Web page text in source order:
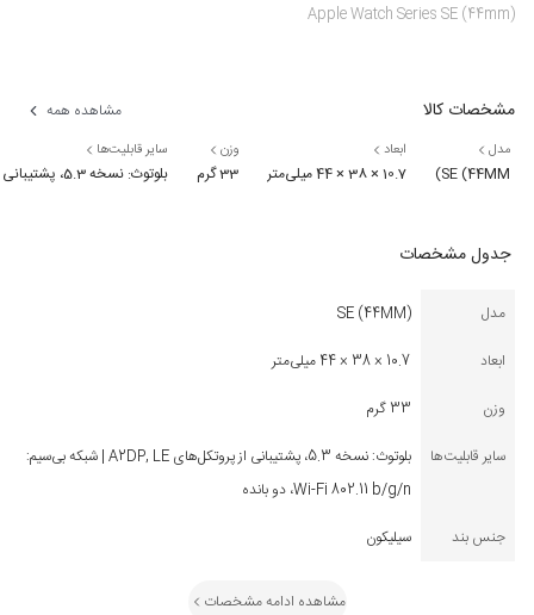
Apple Watch Series SE (44mm)
مشخصات کالا مشاهده همه
مدل
SE (44MM)
ابعاد
10.7 × 38 × 44 میلی‌متر
وزن
33 گرم
سایر قابلیت‌ها
بلوتوث: نسخه 5.3، پشتیبانی از پروتکل‌های A2DP, LE | شبکه بی‌سیم: Wi-Fi 802.11 b/g/n، دو بانده
جدول مشخصات
مدل
SE (44MM)
ابعاد
10.7 × 38 × 44 میلی‌متر
وزن
33 گرم
سایر قابلیت‌ها
بلوتوث: نسخه 5.3، پشتیبانی از پروتکل‌های A2DP, LE | شبکه بی‌سیم:
Wi-Fi 802.11 b/g/n، دو بانده
جنس بند
سیلیکون
مشاهده ادامه مشخصات